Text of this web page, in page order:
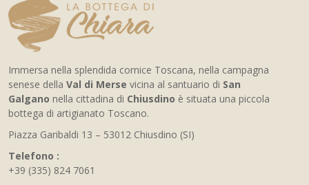
Immersa nella splendida cornice Toscana, nella campagna
senese della Val di Merse vicina al santuario di San
Galgano nella cittadina di Chiusdino è situata una piccola
bottega di artigianato Toscano.
Piazza Garibaldi 13 – 53012 Chiusdino (SI)
Telefono :
+39 (335) 824 7061